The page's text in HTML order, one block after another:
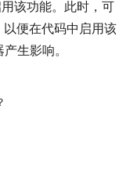
该功能。此时，可
便在代码中启用该
生影响。